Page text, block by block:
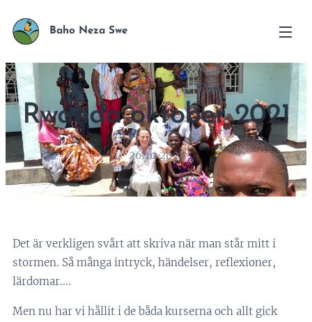
Baho Neza Swe
Rwanda oktober 2021
26.10.2021
Det är verkligen svårt att skriva när man står mitt i
stormen. Så många intryck, händelser, reflexioner,
lärdomar....
Men nu har vi hållit i de båda kurserna och allt gick